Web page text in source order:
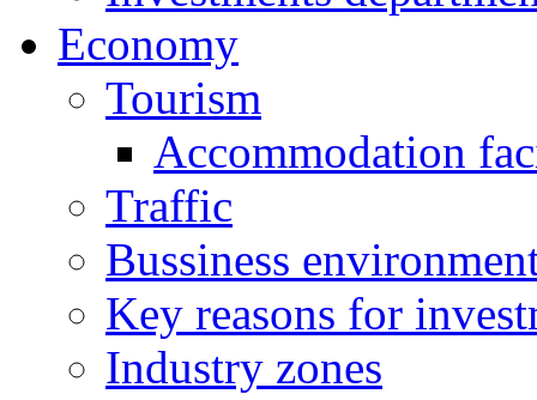
Economy
Tourism
Accommodation
Traffic
Bussiness
Key reasons for
Industry zones